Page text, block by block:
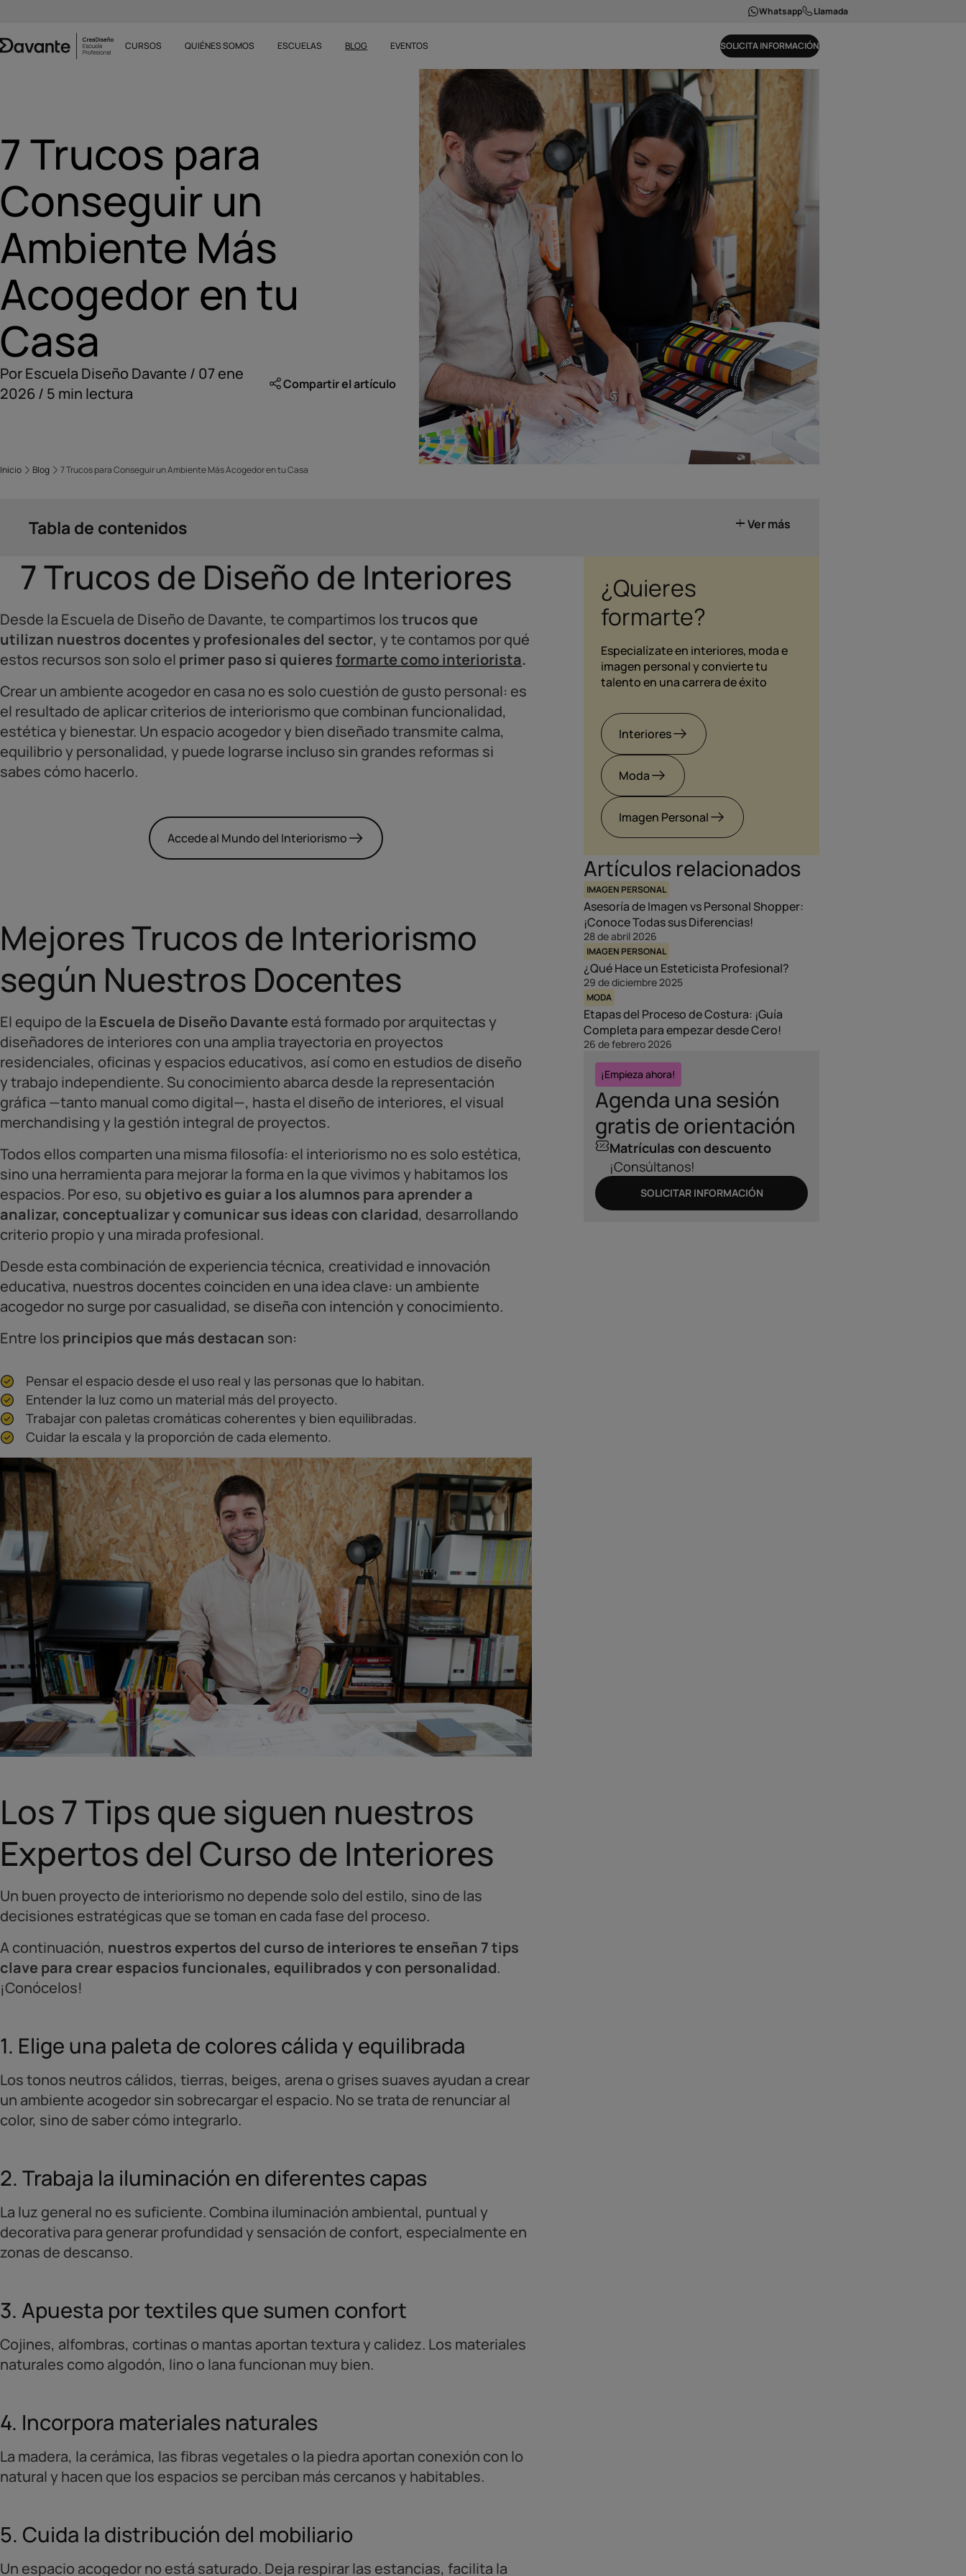
Whatsapp Llamada
CURSOS QUIÉNES SOMOS ESCUELAS BLOG EVENTOS SOLICITA INFORMACIÓN
7 Trucos para
Conseguir un
Ambiente Más
Acogedor en tu
Casa
Por Escuela Diseño Davante / 07 ene
2026 / 5 min lectura
Compartir el artículo
Inicio Blog 7 Trucos para Conseguir un Ambiente Más Acogedor en tu Casa
Tabla de contenidos Ver más
7 Trucos de Diseño de Interiores
Desde la Escuela de Diseño de Davante, te compartimos lostrucos que
utilizan nuestros docentes y profesionales del sector, y te contamos por qué
estos recursos son solo el primer paso si quieresformarte como interiorista.
Crear un ambiente acogedor en casa no es solo cuestión de gusto personal: es
el resultado de aplicar criterios de interiorismo que combinan funcionalidad,
estética y bienestar. Un espacio acogedor y bien diseñado transmite calma,
equilibrio y personalidad, y puede lograrse incluso sin grandes reformas si
sabes cómo hacerlo.
Accede al Mundo del Interiorismo
Mejores Trucos de Interiorismo
según Nuestros Docentes
El equipo de la Escuela de Diseño Davante está formado por arquitectas y
diseñadores de interiores con una amplia trayectoria en proyectos
residenciales, oficinas y espacios educativos, así como en estudios de diseño
y trabajo independiente. Su conocimiento abarca desde la representación
gráfica —tanto manual como digital—, hasta el diseño de interiores, el visual
merchandising y la gestión integral de proyectos.
Todos ellos comparten una misma filosofía: el interiorismo no es solo estética,
sino una herramienta para mejorar la forma en la que vivimos y habitamos los
espacios. Por eso, su objetivo es guiar a los alumnos para aprender a
analizar, conceptualizar y comunicar sus ideas con claridad, desarrollando
criterio propio y una mirada profesional.
Desde esta combinación de experiencia técnica, creatividad e innovación
educativa, nuestros docentes coinciden en una idea clave: un ambiente
acogedor no surge por casualidad, se diseña con intención y conocimiento.
Entre los principios que más destacan son:
Pensar el espacio desde el uso real y las personas que lo habitan.
Entender la luz como un material más del proyecto.
Trabajar con paletas cromáticas coherentes y bien equilibradas.
Cuidar la escala y la proporción de cada elemento.
Los 7 Tips que siguen nuestros
Expertos del Curso de Interiores
Un buen proyecto de interiorismo no depende solo del estilo, sino de las
decisiones estratégicas que se toman en cada fase del proceso.
A continuación, nuestros expertos del curso de interiores te enseñan 7 tips
clave para crear espacios funcionales, equilibrados y con personalidad.
¡Conócelos!
1. Elige una paleta de colores cálida y equilibrada
Los tonos neutros cálidos, tierras, beiges, arena o grises suaves ayudan a crear
un ambiente acogedor sin sobrecargar el espacio. No se trata de renunciar al
color, sino de saber cómo integrarlo.
2. Trabaja la iluminación en diferentes capas
La luz general no es suficiente. Combina iluminación ambiental, puntual y
decorativa para generar profundidad y sensación de confort, especialmente en
zonas de descanso.
3. Apuesta por textiles que sumen confort
Cojines, alfombras, cortinas o mantas aportan textura y calidez. Los materiales
naturales como algodón, lino o lana funcionan muy bien.
4. Incorpora materiales naturales
La madera, la cerámica, las fibras vegetales o la piedra aportan conexión con lo
natural y hacen que los espacios se perciban más cercanos y habitables.
5. Cuida la distribución del mobiliario
Un espacio acogedor no está saturado. Deja respirar las estancias, facilita la
¿Quieres
formarte?
Especialízate en interiores, moda e
imagen personal y convierte tu
talento en una carrera de éxito
Interiores
Moda
Imagen Personal
Artículos relacionados
IMAGEN PERSONAL
Asesoría de Imagen vs Personal Shopper:
¡Conoce Todas sus Diferencias!
28 de abril 2026
IMAGEN PERSONAL
¿Qué Hace un Esteticista Profesional?
29 de diciembre 2025
MODA
Etapas del Proceso de Costura: ¡Guía
Completa para empezar desde Cero!
26 de febrero 2026
¡Empieza ahora!
Agenda una sesión
gratis de orientación
Matrículas con descuento
¡Consúltanos!
SOLICITAR INFORMACIÓN